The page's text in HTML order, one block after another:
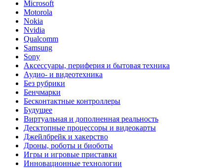
Microsoft
Motorola
Nokia
Nvidia
Qualcomm
Samsung
Sony
Аксессуары, периферия и бытовая техника
Аудио- и видеотехника
Без рубрики
Бенчмарки
Бесконтактные контроллеры
Будущее
Виртуальная и дополненная реальность
Десктопные процессоры и видеокарты
Джейлбрейк и хакерство
Дроны, роботы и биоботы
Игры и игровые приставки
Инновационные технологии